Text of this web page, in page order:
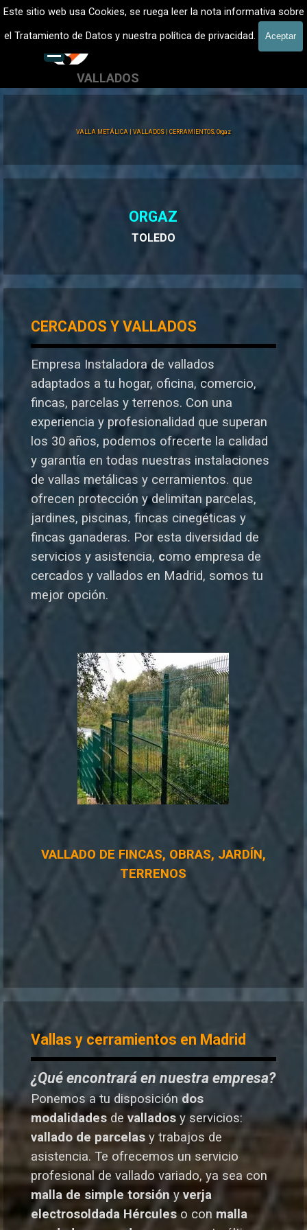
Este sitio web usa Cookies, se ruega leer la nota informativa sobre
el Tratamiento de Datos y nuestra política de privacidad.
Aceptar
Vaya al ContenidoVALLADOS METALICOS MADRID - VALLADO DE FINCAS
Vallados de fincas, Cercados
VALLADOS
601 900 178
VALLA METÁLICA | VALLADOS | CERRAMIENTOS, Orgaz
ORGAZ
TOLEDO
CERCADOS Y VALLADOS
Empresa Instaladora de vallados
adaptados a tu hogar, oficina, comercio,
fincas, parcelas y terrenos. Con una
experiencia y profesionalidad que superan
los 30 años, podemos ofrecerte la calidad
y garantía en todas nuestras instalaciones
de vallas metálicas y cerramientos. que
ofrecen protección y delimitan parcelas,
jardines, piscinas, fincas cinegéticas y
fincas ganaderas. Por esta diversidad de
servicios y asistencia, como empresa de
cercados y vallados en Madrid, somos tu
mejor opción.
VALLADO DE FINCAS, OBRAS, JARDÍN,
TERRENOS
Vallas y cerramientos en Madrid
¿Qué encontrará en nuestra empresa?
Ponemos a tu disposición dos
modalidades de vallados y servicios:
vallado de parcelas y trabajos de
asistencia. Te ofrecemos un servicio
profesional de vallado variado, ya sea con
malla de simple torsión y verja
electrosoldada Hércules o con malla